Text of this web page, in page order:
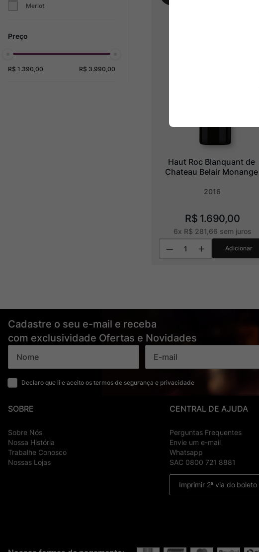
Merlot
R$ 1.390,00 R$ 3.990,00
Haut Roc Blanquant de
Chateau Belair Monange
2016
R$ 1.690,00
6x R$ 281 66 sem juros
Adicionar
Cadastre o seu e-mail e receba
com exclusividade Ofertas e Novidades
Declaro que li e aceito os termos de segurança e privacidade
SOBRE
Sobre Nós
Nossa História
Trabalhe Conosco
Nossas Lojas
CENTRAL DE AJUDA
Perguntas Frequentes
Envie um e-mail
Whatsapp
SAC 0800 721 8881
Imprimir 2ª via do boleto